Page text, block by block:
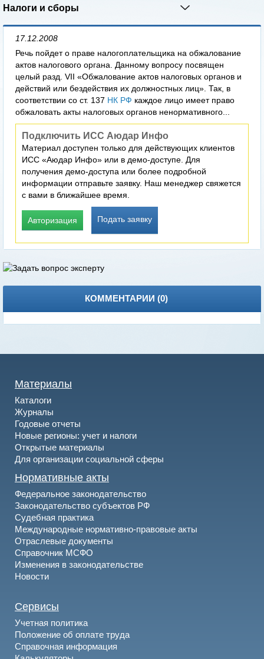
Налоги и сборы
17.12.2008
Речь пойдет о праве налогоплательщика на обжалование
актов налогового органа. Данному вопросу посвящен
целый разд. VII «Обжалование актов налоговых органов и
действий или бездействия их должностных лиц». Так, в
соответствии со ст. 137 НК РФ каждое лицо имеет право
обжаловать акты налоговых органов ненормативного...
Подключить ИСС Аюдар Инфо
Материал доступен только для действующих клиентов
ИСС «Аюдар Инфо» или в демо-доступе. Для
получения демо-доступа или более подробной
информации отправьте заявку. Наш менеджер свяжется
с вами в ближайшее время.
Авторизация Подать заявку
КОММЕНТАРИИ (0)
Материалы
Каталоги
Журналы
Годовые отчеты
Новые регионы: учет и налоги
Открытые материалы
Для организации социальной сферы
Нормативные акты
Федеральное законодательство
Законодательство субъектов РФ
Судебная практика
Международные нормативно-правовые акты
Отраслевые документы
Справочник МСФО
Изменения в законодательстве
Новости
Сервисы
Учетная политика
Положение об оплате труда
Справочная информация